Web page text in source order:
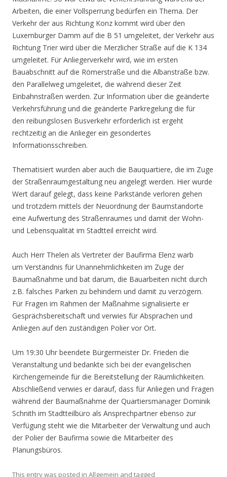
Arbeiten, die einer Vollsperrung bedürfen ein Thema. Der
Verkehr der aus Richtung Konz kommt wird über den
Luxemburger Damm auf die B 51 umgeleitet, der Verkehr aus
Richtung Trier wird über die Merzlicher Straße auf die K 134
umgeleitet. Für Anliegerverkehr wird, wie im ersten
Bauabschnitt auf die Römerstraße und die Albanstraße bzw.
den Parallelweg umgeleitet, die während dieser Zeit
Einbahnstraßen werden. Zur Information über die geänderte
Verkehrsführung und die geänderte Parkregelung die für
den reibungslosen Busverkehr erforderlich ist ergeht
rechtzeitig an die Anlieger ein gesondertes
Informationsschreiben.
Thematisiert wurden aber auch die Bauquartiere, die im Zuge
der Straßenraumgestaltung neu angelegt werden. Hier wurde
Wert darauf gelegt, dass keine Parkstände verloren gehen
und trotzdem mittels der Neuordnung der Baumstandorte
eine Aufwertung des Straßenraumes und damit der Wohn-
und Lebensqualität im Stadtteil erreicht wird.
Auch Herr Thelen als Vertreter der Baufirma Elenz warb
um Verständnis für Unannehmlichkeiten im Zuge der
Baumaßnahme und bat darum, die Bauarbeiten nicht durch
z.B. falsches Parken zu behindern und damit zu verzögern.
Für Fragen im Rahmen der Maßnahme signalisierte er
Gesprächsbereitschaft und verwies für Absprachen und
Anliegen auf den zuständigen Polier vor Ort.
Um 19:30 Uhr beendete Bürgermeister Dr. Frieden die
Veranstaltung und bedankte sich bei der evangelischen
Kirchengemeinde für die Bereitstellung der Räumlichkeiten.
Abschließend verwies er darauf, dass für Anliegen und Fragen
während der Baumaßnahme der Quartiersmanager Dominik
Schnith im Stadtteilbüro als Ansprechpartner ebenso zur
Verfügung steht wie die Mitarbeiter der Verwaltung und auch
der Polier der Baufirma sowie die Mitarbeiter des
Planungsbüros.
This entry was posted in Allgemein and tagged